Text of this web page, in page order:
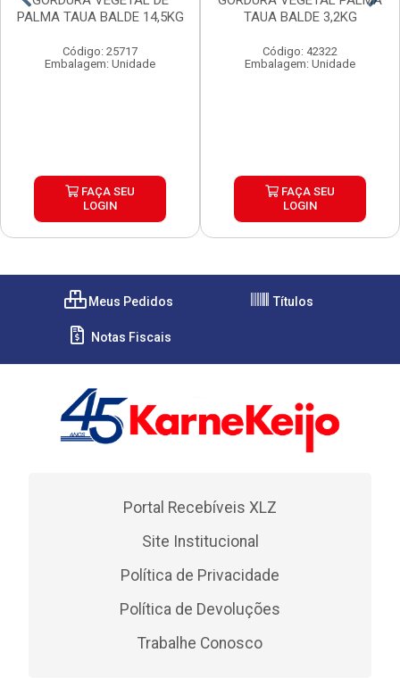
PALMA TAUA BALDE 14,5KG
Código: 25717
Embalagem: Unidade
FAÇA SEU
LOGIN
TAUA BALDE 3,2KG
Código: 42322
Embalagem: Unidade
FAÇA SEU
LOGIN
Meus Pedidos Títulos
Notas Fiscais
Portal Recebíveis XLZ
Site Institucional
Política de Privacidade
Política de Devoluções
Trabalhe Conosco